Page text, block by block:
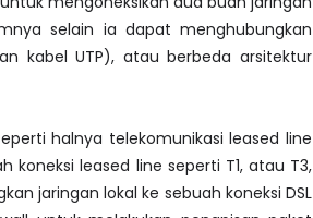
selain ia dapat menghubungkan
kabel UTP), atau berbeda arsitektur
halnya telekomunikasi leased line
koneksi leased line seperti T1, atau T3,
jaringan lokal ke sebuah koneksi DSL